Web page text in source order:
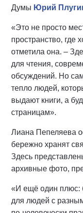
Думы Юрий
«Это не просто
пространство, где
отметила она. –
для чтения,
обсуждений. Но
тепло людей,
выдают книги, а
страницам».
Лиана Пепеляева
бережно хранят
Здесь
архивные фото,
«И ещё один плюс:
для людей с